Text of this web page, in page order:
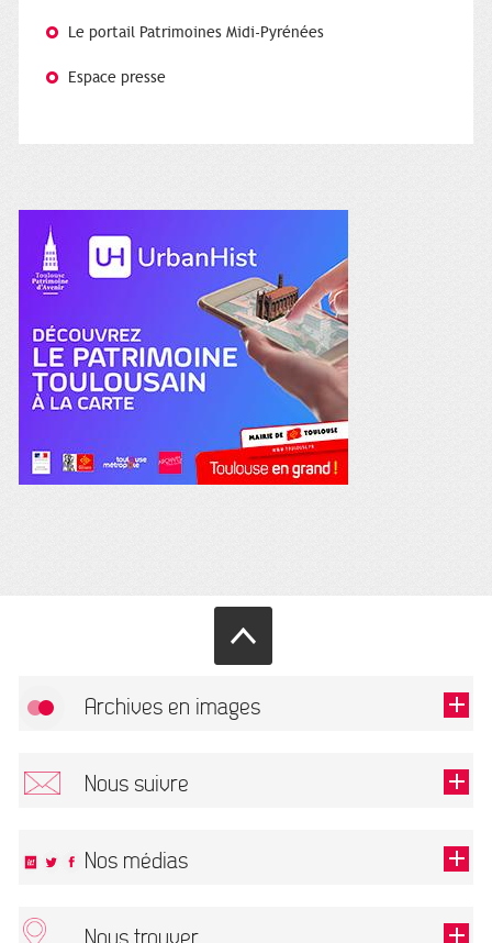
Le portail Patrimoines Midi-Pyrénées
Espace presse
Archives en images
Nous suivre
Nos médias